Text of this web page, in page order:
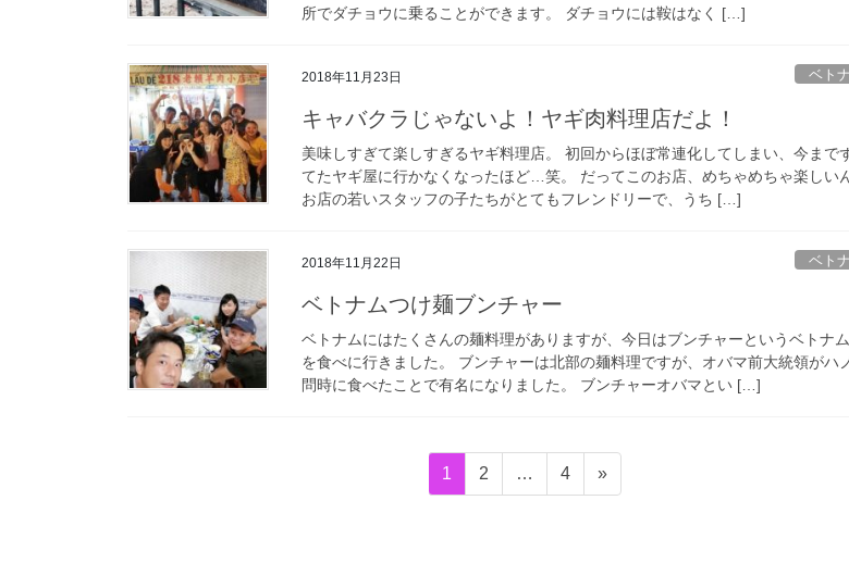
所でダチョウに乗ることができます。 ダチョウには鞍はなく […]
2018年11月23日 ベト
キャバクラじゃないよ！ヤギ肉料理店だよ！
美味しすぎて楽しすぎるヤギ料理店。 初回からほぼ常連化してしまい、今まで
てたヤギ屋に行かなくなったほど…笑。 だってこのお店、めちゃめちゃ楽しい
お店の若いスタッフの子たちがとてもフレンドリーで、うち […]
2018年11月22日 ベト
ベトナムつけ麺ブンチャー
ベトナムにはたくさんの麺料理がありますが、今日はブンチャーというベトナ
を食べに行きました。 ブンチャーは北部の麺料理ですが、オバマ前大統領がハ
問時に食べたことで有名になりました。 ブンチャーオバマとい […]
固
定
1
固
定
2 …
固
定
4 »